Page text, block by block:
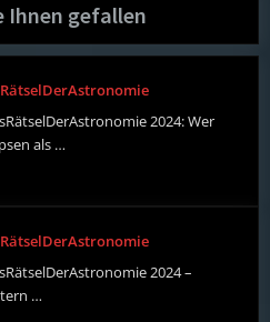
Ihnen gefallen
2024: Wer
als …
2024 –
…